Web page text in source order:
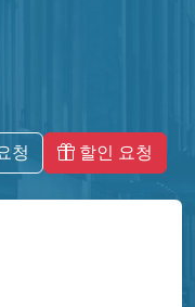
청 할인 요청